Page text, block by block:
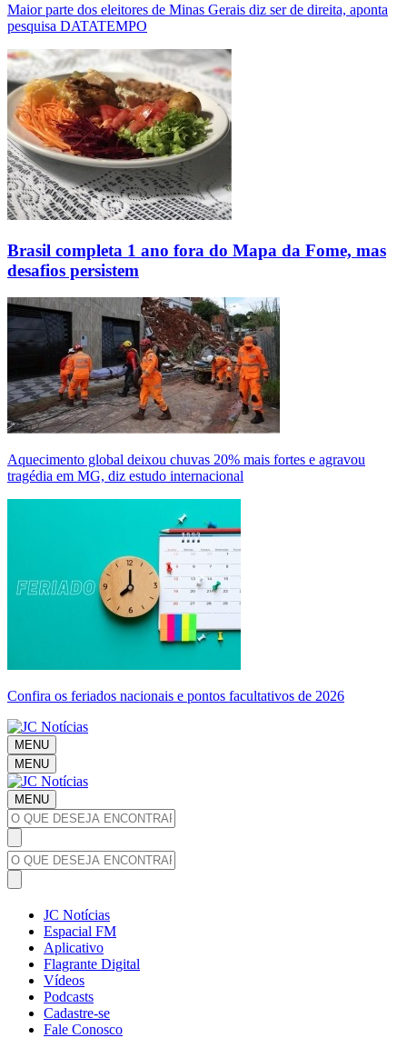
Maior parte dos eleitores de Minas Gerais diz ser de direita, aponta
pesquisa DATATEMPO
Brasil completa 1 ano fora do Mapa da Fome, mas
desafios persistem
Aquecimento global deixou chuvas 20% mais fortes e agravou
tragédia em MG, diz estudo internacional
Confira os feriados nacionais e pontos facultativos de 2026
MENU
MENU
MENU
JC Notícias
Espacial FM
Aplicativo
Flagrante Digital
Vídeos
Podcasts
Cadastre-se
Fale Conosco